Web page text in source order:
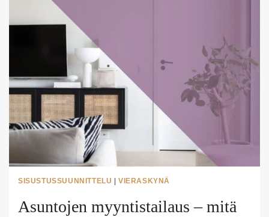
SE
ON?
SISUSTUSSUUNNITTELU |VIERASKYNÄ
Asuntojen myyntistailaus – mitä